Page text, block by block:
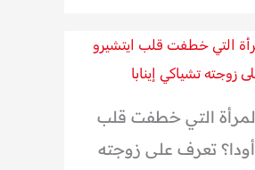
التي خطفت قلب
تعرف على زوجته